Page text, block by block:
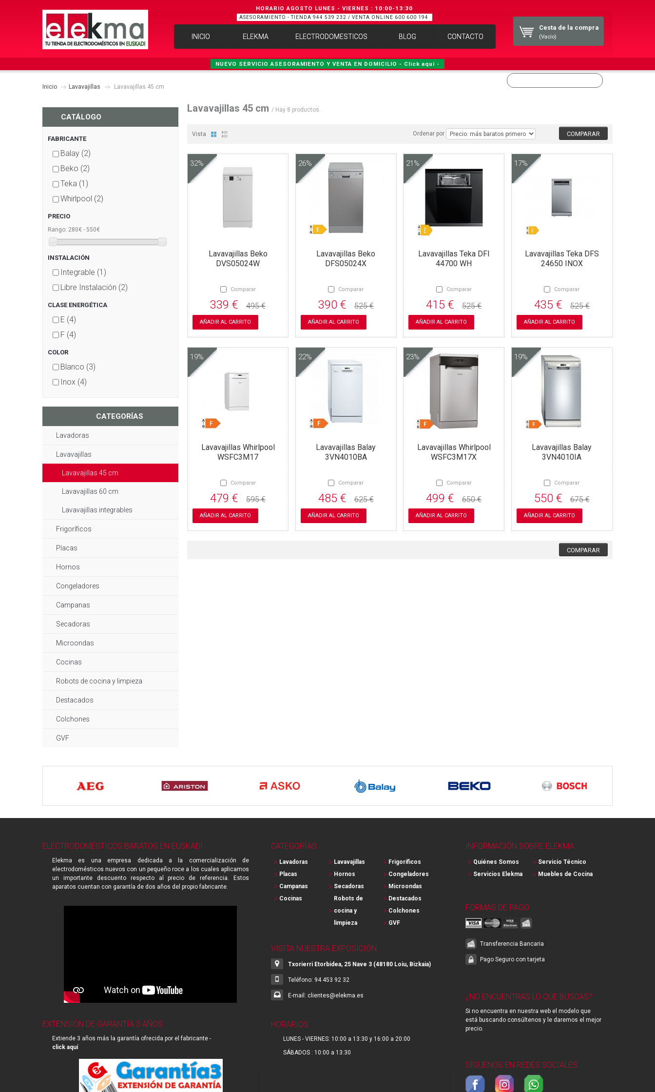
HORARIO AGOSTO LUNES - VIERNES : 10:00-13:30
ASESORAMIENTO - TIENDA 944 539 232 / VENTA ONLINE 600 600 194
Cesta de la compra
(Vacío)
INICIO ELEKMA ELECTRODOMESTICOS BLOG CONTACTO
NUEVO SERVICIO ASESORAMIENTO Y VENTA EN DOMICILIO - Click aquí -
Inicio Lavavajillas Lavavajillas 45 cm
CATÁLOGO
FABRICANTE
Balay (2)
Beko (2)
Teka (1)
Whirlpool (2)
PRECIO
Rango: 280€ - 550€
INSTALACIÓN
Integrable (1)
Libre Instalación (2)
CLASE ENERGÉTICA
E (4)
F (4)
COLOR
Blanco (3)
Inox (4)
CATEGORÍAS
Lavadoras
Lavavajillas
Lavavajillas 45 cm
Lavavajillas 60 cm
Lavavajillas integrables
Frigoríficos
Placas
Hornos
Congeladores
Campanas
Secadoras
Microondas
Cocinas
Robots de cocina y limpieza
Destacados
Colchones
GVF
Lavavajillas 45 cm / Hay 8 productos.
Vista Ordenar por
32%
Lavavajillas Beko
DVS05024W
Comparar
339 € 495 €
AÑADIR AL CARRITO
26%
Lavavajillas Beko
DFS05024X
Comparar
390 € 525 €
AÑADIR AL CARRITO
21%
Lavavajillas Teka DFI
44700 WH
Comparar
415 € 525 €
AÑADIR AL CARRITO
17%
Lavavajillas Teka DFS
24650 INOX
Comparar
435 € 525 €
AÑADIR AL CARRITO
19%
Lavavajillas Whirlpool
WSFC3M17
Comparar
479 € 595 €
AÑADIR AL CARRITO
22%
Lavavajillas Balay
3VN4010BA
Comparar
485 € 625 €
AÑADIR AL CARRITO
23%
Lavavajillas Whirlpool
WSFC3M17X
Comparar
499 € 650 €
AÑADIR AL CARRITO
19%
Lavavajillas Balay
3VN4010IA
Comparar
550 € 675 €
AÑADIR AL CARRITO
ELECTRODOMÉSTICOS BARATOS EN EUSKADI
Elekma es una empresa dedicada a la comercialización de
electrodomésticos nuevos con un pequeño roce a los cuales aplicamos
un importante descuento respecto al precio de referencia. Estos
aparatos cuentan con garantía de dos años del propio fabricante.
EXTENSIÓN DE GARANTÍA 3 AÑOS
Extiende 3 años más la garantía ofrecida por el fabricante -
click aquí
CATEGORÍAS
Lavadoras Lavavajillas
Frigoríficos
Placas
Hornos
Congeladores
Campanas
Secadoras
Microondas
Cocinas
Robots de
cocina y
limpieza
Destacados
Colchones
GVF
VISITA NUESTRA EXPOSICIÓN
Txorierri Etorbidea, 25 Nave 3 (48180 Loiu, Bizkaia)
Teléfono: 94 453 92 32
E-mail: clientes@elekma.es
HORARIOS
LUNES - VIERNES: 10:00 a 13:30 y 16:00 a 20:00
SÁBADOS : 10:00 a 13:30
INFORMACIÓN SOBRE ELEKMA
Quiénes Somos
Servicio Técnico
Servicios Elekma
Muebles de Cocina
FORMAS DE PAGO
Transferencia Bancaria
Pago Seguro con tarjeta
¿NO ENCUENTRAS LO QUE BUSCAS?
Si no encuentra en nuestra web el modelo que
está buscando consúltenos y le daremos el mejor
precio.
SÍGUENOS EN REDES SOCIALES